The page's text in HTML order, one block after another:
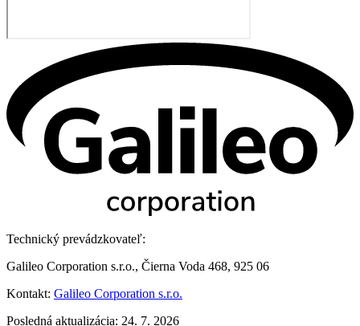
Technický prevádzkovateľ:
Galileo Corporation s.r.o., Čierna Voda 468, 925 06
Kontakt: Galileo Corporation s.r.o.
Posledná aktualizácia: 24. 7. 2026